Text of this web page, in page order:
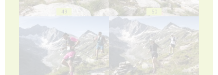
49 50